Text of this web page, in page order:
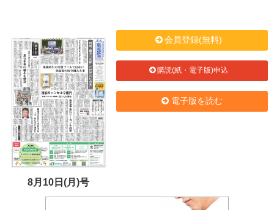
8月10日(月)号
会員登録(無料)
購読(紙・電子版)申込
電子版を読む